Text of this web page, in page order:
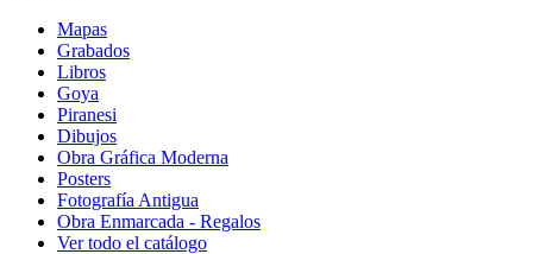
Mapas
Grabados
Libros
Goya
Piranesi
Dibujos
Obra Gráfica Moderna
Posters
Fotografía Antigua
Obra Enmarcada - Regalos
Ver todo el catálogo